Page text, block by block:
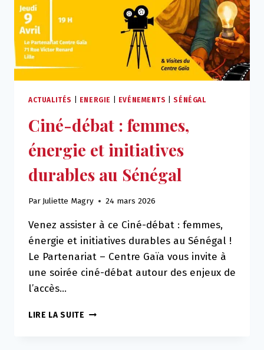
ENJEUX
ENVIRONNEMENTAUX
ACTUALITÉS ENERGIE EVÉNEMENTS |SÉNÉGAL
Ciné-débat : femmes,
énergie et initiatives
durables au Sénégal
Par Juliette Magry 24 mars 2026
Venez assister à ce Ciné-débat : femmes,
énergie et initiatives durables au Sénégal !
Le Partenariat – Centre Gaïa vous invite à
une soirée ciné-débat autour des enjeux de
l’accès…
LIRE LA SUITE CINÉ-